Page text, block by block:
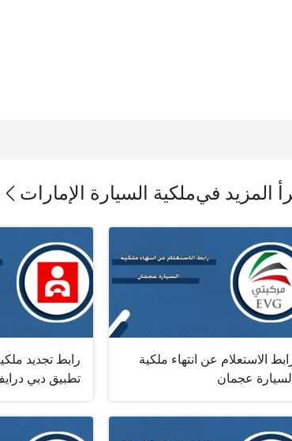
المزيد فيملكية السيارة الإمارات
الاستعلام عن انتهاء ملكية
السيارة عجمان
رابط تجديد
تطبيق دبي